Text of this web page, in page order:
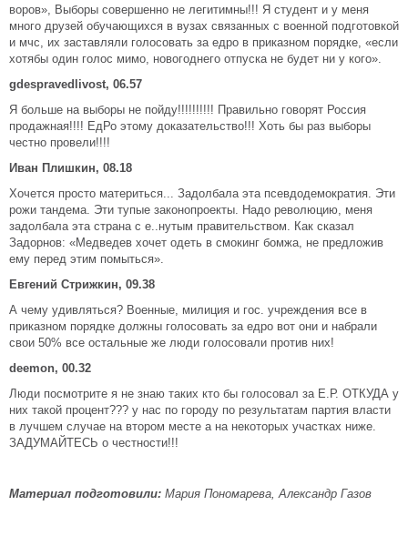
воров», Выборы совершенно не легитимны!!! Я студент и у меня
много друзей обучающихся в вузах связанных с военной подготовкой
и мчс, их заставляли голосовать за едро в приказном порядке, «если
хотябы один голос мимо, новогоднего отпуска не будет ни у кого».
gdespravedlivost, 06.57
Я больше на выборы не пойду!!!!!!!!!! Правильно говорят Россия
продажная!!!! ЕдРо этому доказательство!!! Хоть бы раз выборы
честно провели!!!!
Иван Плишкин, 08.18
Хочется просто материться... Задолбала эта псевдодемократия. Эти
рожи тандема. Эти тупые законопроекты. Надо революцию, меня
задолбала эта страна с е..нутым правительством. Как сказал
Задорнов: «Медведев хочет одеть в смокинг бомжа, не предложив
ему перед этим помыться».
Евгений Стрижкин, 09.38
А чему удивляться? Военные, милиция и гос. учреждения все в
приказном порядке должны голосовать за едро вот они и набрали
свои 50% все остальные же люди голосовали против них!
deemon, 00.32
Люди посмотрите я не знаю таких кто бы голосовал за Е.Р. ОТКУДА у
них такой процент??? у нас по городу по результатам партия власти
в лучшем случае на втором месте а на некоторых участках ниже.
ЗАДУМАЙТЕСЬ о честности!!!
Материал подготовили: Мария Пономарева, Александр Газов